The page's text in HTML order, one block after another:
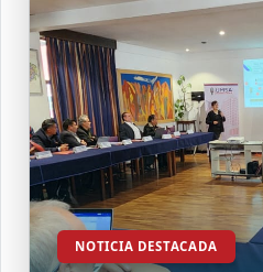
NOTICIA DESTACADA